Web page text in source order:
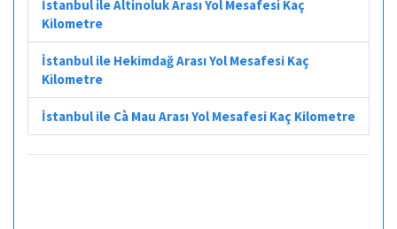
İstanbul ile Altinoluk Arası Yol Mesafesi Kaç
Kilometre
İstanbul ile Hekimdağ Arası Yol Mesafesi Kaç
Kilometre
İstanbul ile Cà Mau Arası Yol Mesafesi Kaç Kilometre